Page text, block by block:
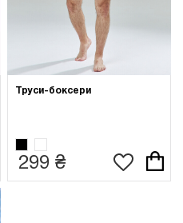
Труси-боксери
299 ₴